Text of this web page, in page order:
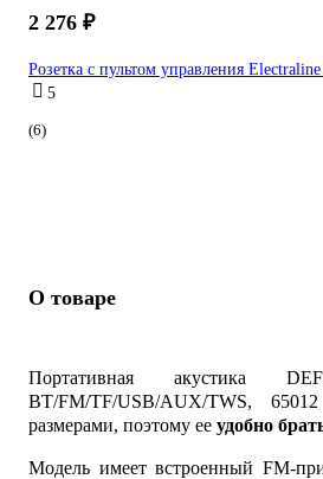
2 276 ₽
Розетка с пультом управления
5
(6)
О товаре
Портативная акустика
BT/FM/TF/USB/AUX/TWS,
размерами, поэтому ее удобно
Модель имеет встроенный FM-